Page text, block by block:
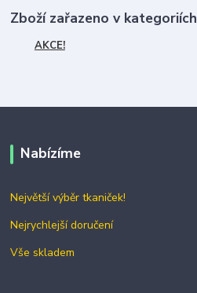
Zboží zařazeno v kategoriích
AKCE!
Nabízíme
Největší výběr tkaniček!
Nejrychlejší doručení
Vše skladem